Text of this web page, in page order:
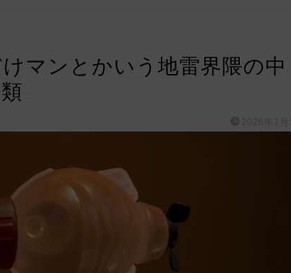
マンとかいう地雷界隈の中